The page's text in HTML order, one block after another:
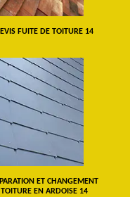
FUITE DE TOITURE 14
ET CHANGEMENT
TOITURE EN ARDOISE 14